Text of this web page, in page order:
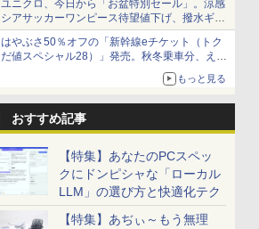
ユニクロ、今日から「お盆特別セール」。涼感
シアサッカーワンピース待望値下げ、撥水ギア
ショーツは1990円に
はやぶさ50％オフの「新幹線eチケット（トク
だ値スペシャル28）」発売。秋冬乗車分、えき
もっと見る
おすすめ記事
【特集】あなたのPCスペッ
クにドンピシャな「ローカル
LLM」の選び方と快適化テク
【特集】あぢぃ～もう無理